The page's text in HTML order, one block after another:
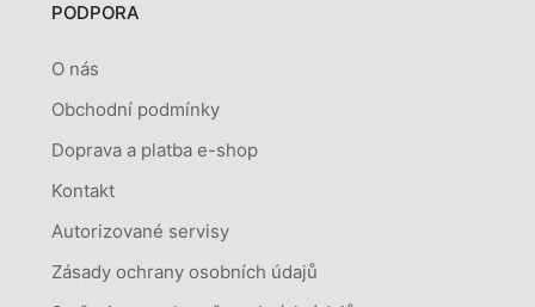
PODPORA
O nás
Obchodní podmínky
Doprava a platba e-shop
Kontakt
Autorizované servisy
Zásady ochrany osobních údajů